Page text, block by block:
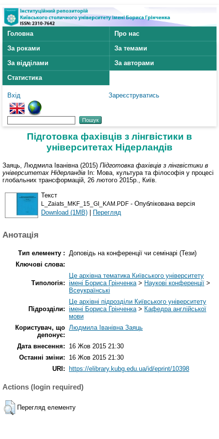
Головна
Про нас
За роками
За темами
За відділами
За авторами
Статистика
Вхід Зареєструватись
Підготовка фахівців з лінгвістики в
університетах Нідерландів
Заяць, Людмила Іванівна (2015) Підготовка фахівців з лінгвістики в
університетах Нідерландів In: Мова, культура та філософія у процесі
глобальних трансформацій, 26 лютого 2015р., Київ.
Текст
L_Zaiats_MKF_15_GI_KAM.PDF - Опублікована версія
Download (1MB) | Перегляд
Анотація
Тип елементу : Доповідь на конференції чи семінарі (Тези)
Ключові слова:
Типологія:
Це архівна тематика Київського університету
імені Бориса Грінченка> Наукові конференції >
Всеукраїнські
Підрозділи:
Це архівні підрозділи Київського університету
імені Бориса Грінченка> Кафедра англійської
мови
Користувач, що
депонує:
Людмила Іванівна Заяць
Дата внесення:
16 Жов 2015 21:30
Останні зміни:
16 Жов 2015 21:30
URI:
https://elibrary.kubg.edu.ua/id/eprint/10398
Actions (login required)
Перегляд елементу